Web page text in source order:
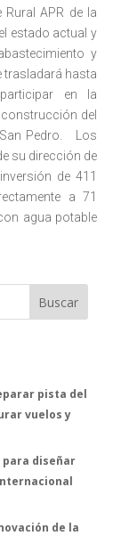
APR de la
estado actual y
y
trasladará hasta
en la
del
San Pedro. Los
su dirección de
de 411
a 71
agua potable
Buscar
pista del
vuelos y
para diseñar
de la